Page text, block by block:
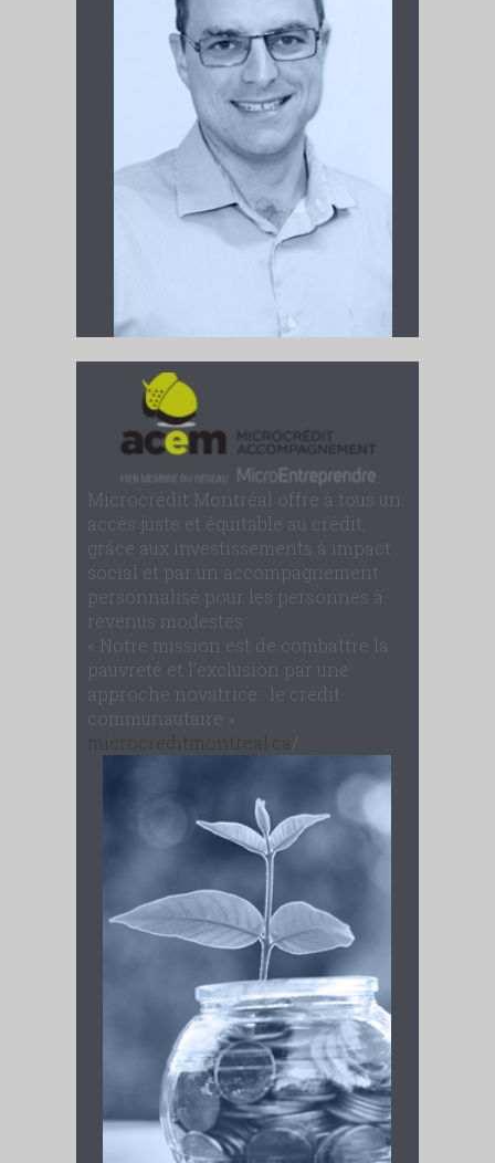
Microcrédit Montréal offre à tous un
accès juste et équitable au crédit,
grâce aux investissements à impact
social et par un accompagnement
personnalisé pour les personnes à
revenus modestes.
« Notre mission est de combattre la
pauvreté et l’exclusion par une
approche novatrice : le crédit
communautaire »
microcreditmontreal.ca
/